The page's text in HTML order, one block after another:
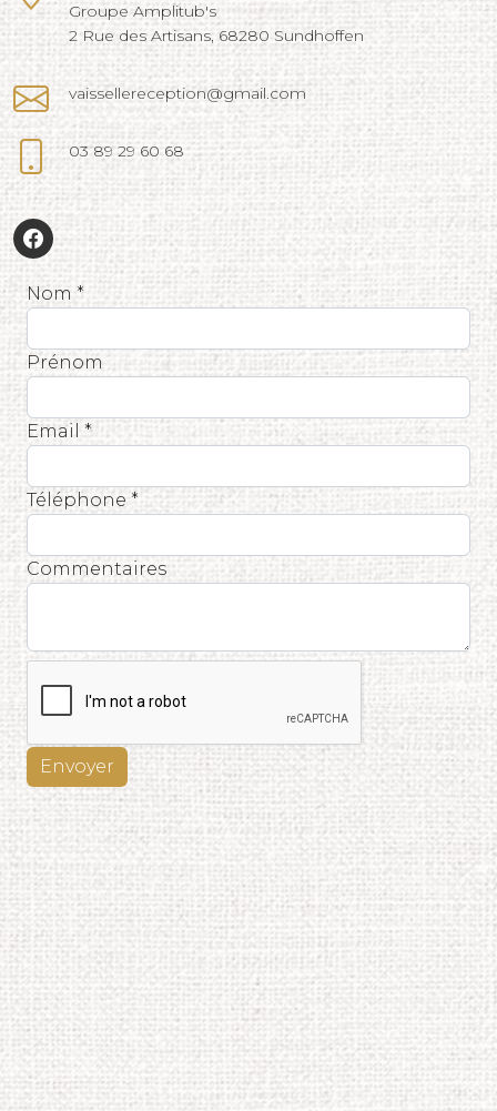
Groupe Amplitub's
2 Rue des Artisans, 68280 Sundhoffen
vaissellereception@gmail.com
03 89 29 60 68
Nom *
Prénom
Email *
Téléphone *
Commentaires
Envoyer